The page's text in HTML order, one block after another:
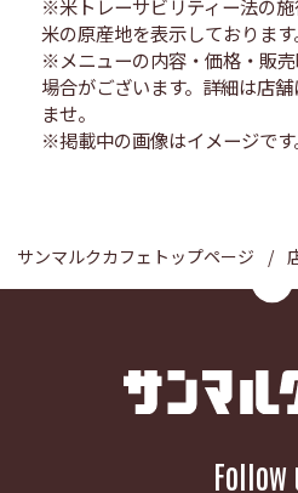
※米トレーサビリティー法の
米の原産地を表示しております
※メニューの内容・価格・販
場合がございます。詳細は店
ませ。
※掲載中の画像はイメージです
サンマルクカフェトップページ
Follow